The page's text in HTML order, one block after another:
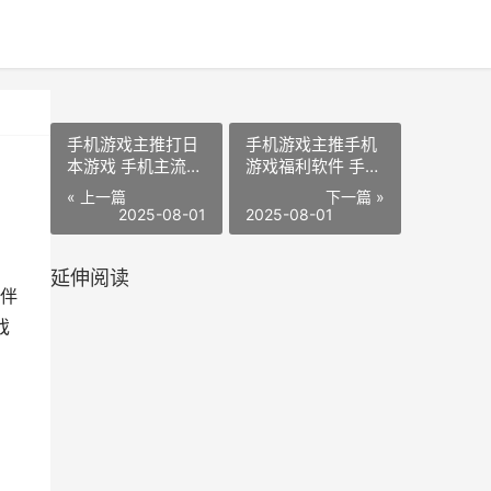
手机游戏主推打日
本游戏 手机主流游
戏有哪些
« 上一篇
2025-08-01
手机游戏主推手机
游戏福利软件 手游
推广主要是做什么
下一篇 »
2025-08-01
延伸阅读